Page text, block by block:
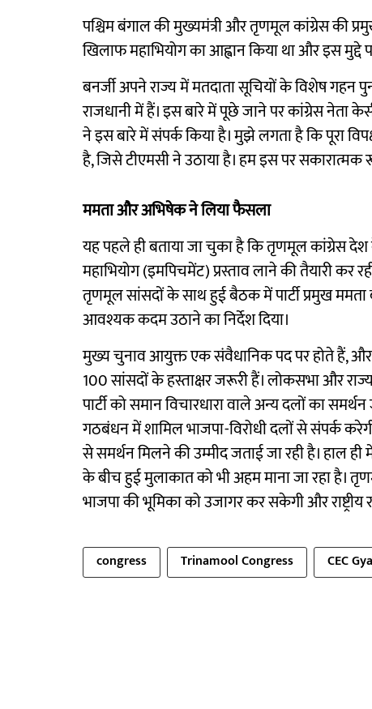
पश्चिम बंगाल की मुख्यमंत्री और तृणमूल कांग्रेस की
खिलाफ महाभियोग का आह्वान किया था और इस मुद्दे
बनर्जी अपने राज्य में मतदाता सूचियों के विशेष गहन
राजधानी में हैं। इस बारे में पूछे जाने पर कांग्रेस नेता
ने इस बारे में संपर्क किया है। मुझे लगता है कि पूरा
है, जिसे टीएमसी ने उठाया है। हम इस पर सकारात्मक
ममता और अभिषेक ने लिया फैसला
यह पहले ही बताया जा चुका है कि तृणमूल कांग्रेस
महाभियोग (इमपिचमेंट) प्रस्ताव लाने की तैयारी कर
तृणमूल सांसदों के साथ हुई बैठक में पार्टी प्रमुख ममता
आवश्यक कदम उठाने का निर्देश दिया।
मुख्य चुनाव आयुक्त एक संवैधानिक पद पर होते हैं,
100 सांसदों के हस्ताक्षर जरूरी हैं। लोकसभा और
पार्टी को समान विचारधारा वाले अन्य दलों का
गठबंधन में शामिल भाजपा-विरोधी दलों से संपर्क
से समर्थन मिलने की उम्मीद जताई जा रही है। हाल
के बीच हुई मुलाकात को भी अहम माना जा रहा है।
भाजपा की भूमिका को उजागर कर सकेगी और
congress Trinamool Congress CEC